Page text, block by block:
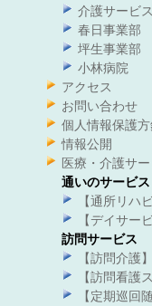
介護サービ
春日事業部
坪生事業部
小林病院
アクセス
お問い合わせ
個人情報保護
情報公開
医療・介護サー
通いのサービス
【通所リハ
【デイサー
訪問サービス
【訪問介護
【訪問看護
【定期巡回